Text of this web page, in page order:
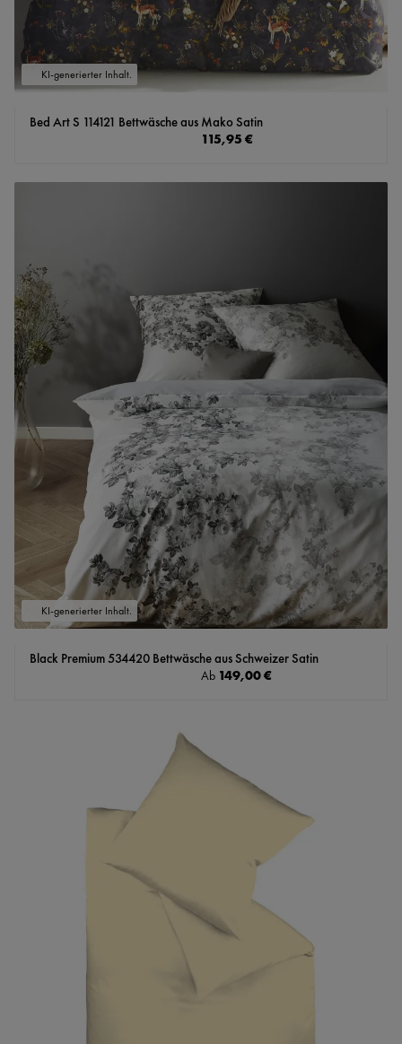
KI-generierter Inhalt.
Bed Art S 114121 Bettwäsche aus Mako Satin
Regulärer Preis:
115,95 €
KI-generierter Inhalt.
Black Premium 534420 Bettwäsche aus Schweizer Satin
Regulärer Preis:
Ab 149,00 €